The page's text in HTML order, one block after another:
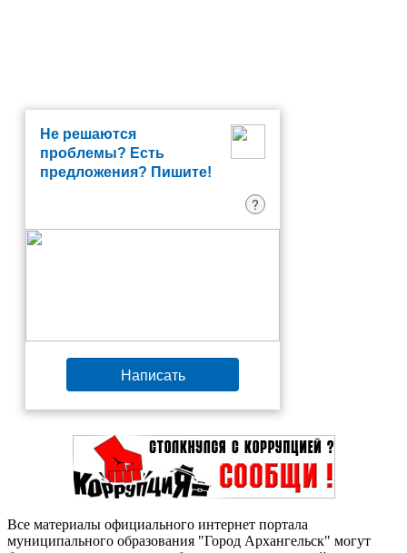
Не решаются
проблемы? Есть
предложения? Пишите!
?
Написать
Все материалы официального интернет портала
муниципального образования "Город Архангельск" могут